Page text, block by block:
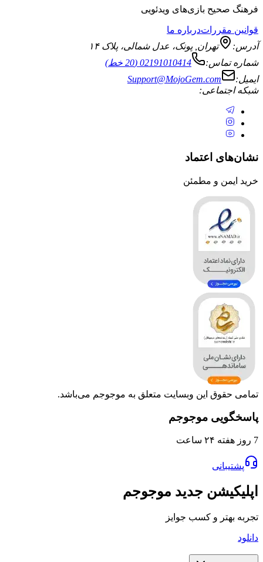
بازی‌های ویدئویی
درباره ما
تهران ,پونک، عدل شمالی، پلاک ۱۴
02191010414 (20 خط)
Support@MojoGem.com
اعتماد
و مطمئن
این وبسایت متعلق به موجوجم می‌باشد.
موجوجم
جدید موجوجم
و کسب جوایز